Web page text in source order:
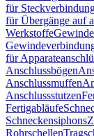
für
für Übergänge auf
Werkstoffe
für
Anschlussbögen
Anschlussmuffen
Anschlussstutzen
Fertigabläufe
Schneckensiphons
Rohrschellen